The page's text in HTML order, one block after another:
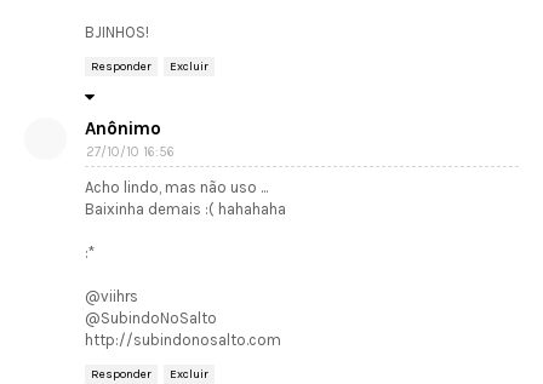
BJINHOS!
Responder Excluir
Anônimo
27/10/10 16:56
Acho lindo, mas não uso ...
Baixinha demais :( hahahaha
:*
@viihrs
@SubindoNoSalto
http://subindonosalto.com
Responder Excluir